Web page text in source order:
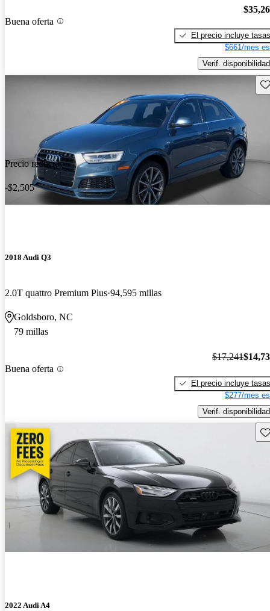
Buena oferta
El precio incluye tasas
$661/mes
Verif. disponibilidad
Precio reducido
-$2,505
2018 Audi Q3
2.0T quattro Premium Plus 94,595 millas
Goldsboro, NC
79 millas
Buena oferta
$17,241
El precio incluye tasas
$277/mes
Verif. disponibilidad
2022 Audi A4